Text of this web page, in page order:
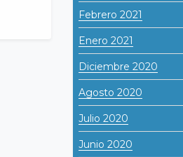
Febrero 2021
Enero 2021
Diciembre 2020
Agosto 2020
Julio 2020
Junio 2020